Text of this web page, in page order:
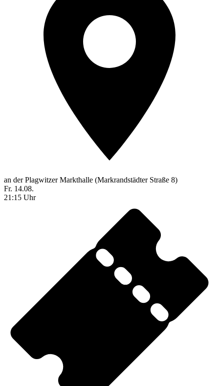
an der Plagwitzer Markthalle (Markrandstädter Straße 8)
Fr. 14.08.
21:15 Uhr